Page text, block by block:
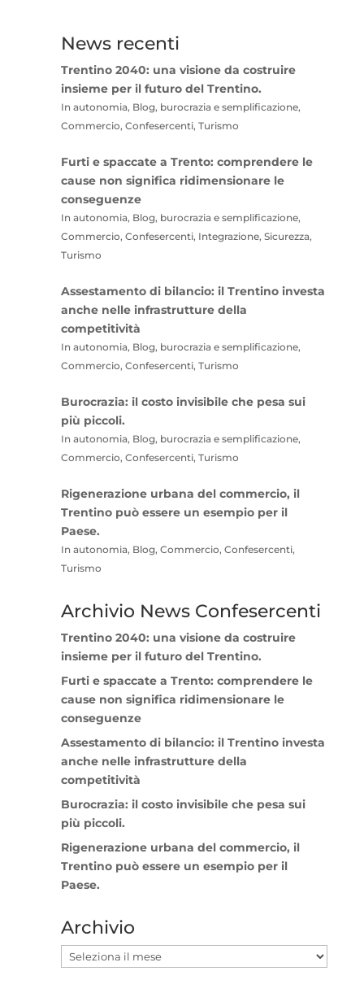
News recenti
Trentino 2040: una visione da costruire
insieme per il futuro del Trentino.
In autonomia, Blog, burocrazia e semplificazione,
Commercio, Confesercenti, Turismo
Furti e spaccate a Trento: comprendere le
cause non significa ridimensionare le
conseguenze
In autonomia, Blog, burocrazia e semplificazione,
Commercio, Confesercenti, Integrazione, Sicurezza,
Turismo
Assestamento di bilancio: il Trentino investa
anche nelle infrastrutture della
competitività
In autonomia, Blog, burocrazia e semplificazione,
Commercio, Confesercenti, Turismo
Burocrazia: il costo invisibile che pesa sui
più piccoli.
In autonomia, Blog, burocrazia e semplificazione,
Commercio, Confesercenti, Turismo
Rigenerazione urbana del commercio, il
Trentino può essere un esempio per il
Paese.
In autonomia, Blog, Commercio, Confesercenti,
Turismo
Archivio News Confesercenti
Trentino 2040: una visione da costruire
insieme per il futuro del Trentino.
Furti e spaccate a Trento: comprendere le
cause non significa ridimensionare le
conseguenze
Assestamento di bilancio: il Trentino investa
anche nelle infrastrutture della
competitività
Burocrazia: il costo invisibile che pesa sui
più piccoli.
Rigenerazione urbana del commercio, il
Trentino può essere un esempio per il
Paese.
Archivio
Archivio